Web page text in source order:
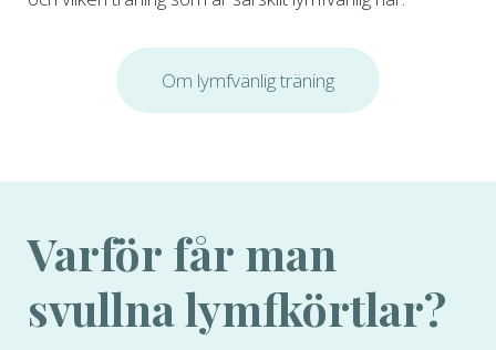
Om lymfvänlig träning
Varför får man
svullna lymfkörtlar?